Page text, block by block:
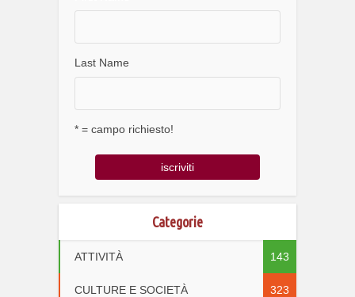
Last Name
* = campo richiesto!
Categorie
ATTIVITÀ 143
CULTURE E SOCIETÀ 323